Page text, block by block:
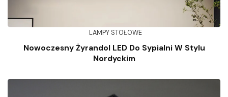
LAMPY STOŁOWE
Nowoczesny Żyrandol LED Do Sypialni W Stylu
Nordyckim